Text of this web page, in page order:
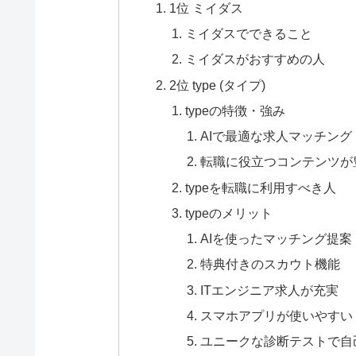
1位 ミイダス
ミイダスでできること
ミイダスがおすすめの人
2位 type (タイプ)
typeの特徴・強み
AIで最適な求人マッチング
転職に役立つコンテンツが
typeを転職に利用すべき人
typeのメリット
AIを使ったマッチング提案
特典付きのスカウト機能
ITエンジニア求人が充実
スマホアプリが使いやすい
ユニークな診断テストで自